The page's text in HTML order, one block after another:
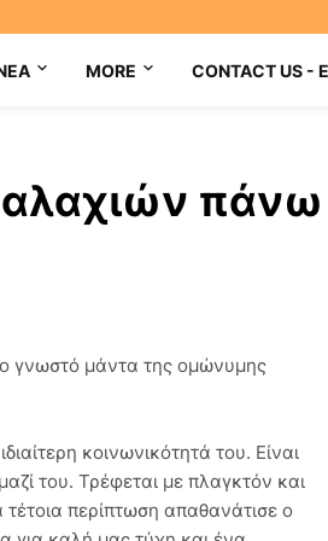
MORE CONTACT US -
πάνω
γνωστό μάντα της ομώνυμης
κοινωνικότητά του. Είναι
του. Τρέφεται με πλαγκτόν και
περίπτωση απαθανάτισε ο